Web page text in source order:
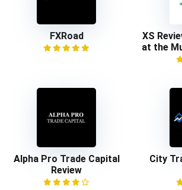
FXRoad
XS
at the
Alpha Pro Trade Capital
Review
City